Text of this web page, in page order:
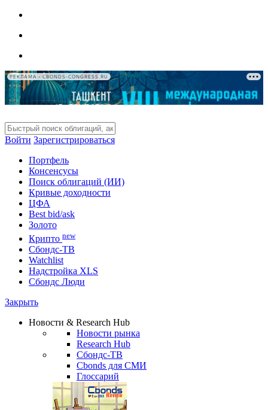
РЕКЛАМА • CBONDS-CONGRESS.RU
Войти Зарегистрироваться
Портфель
Консенсусы
Поиск облигаций (ИИ)
Кривые доходности
ЦФА
Best bid/ask
Золото
Крипто new
Сбондс-ТВ
Watchlist
Надстройка XLS
Сбондс Люди
Закрыть
Новости & Research Hub
Новости рынка
Research Hub
Сбондс-ТВ
Cbonds для СМИ
Глоссарий